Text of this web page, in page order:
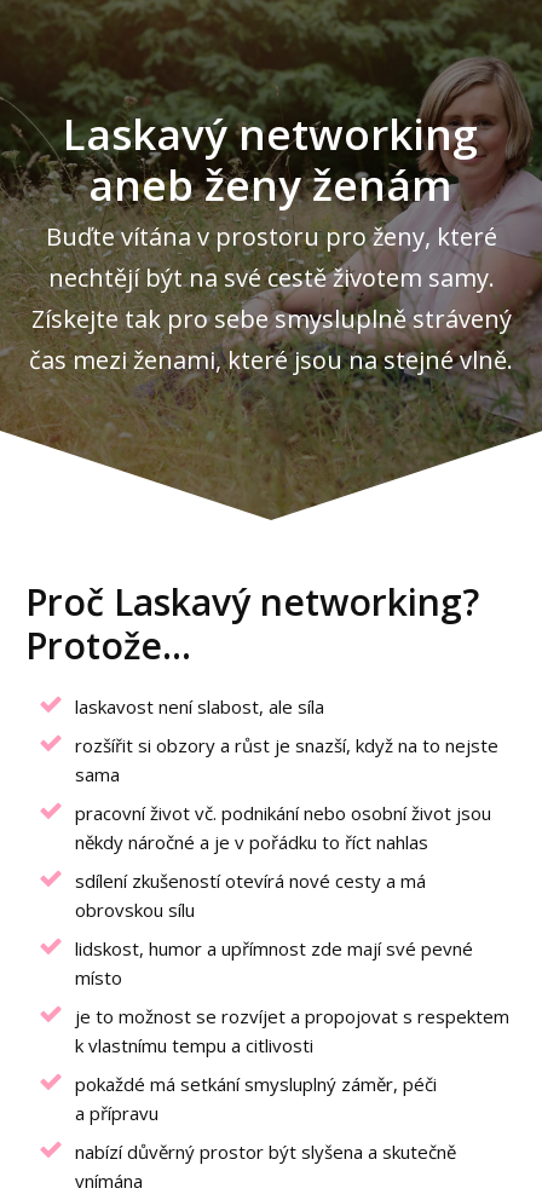
Laskavý networking
aneb ženy ženám
Buďte vítána v prostoru pro ženy, které
nechtějí být na své cestě životem samy.
Získejte tak pro sebe smysluplně strávený
čas mezi ženami, které jsou na stejné vlně.
Proč Laskavý networking?
Protože...
laskavost není slabost, ale síla
rozšířit si obzory a růst je snazší, když na to nejste
sama
pracovní život vč. podnikání nebo osobní život jsou
někdy náročné a je v pořádku to říct nahlas
sdílení zkušeností otevírá nové cesty a má
obrovskou sílu
lidskost, humor a upřímnost zde mají své pevné
místo
je to možnost se rozvíjet a propojovat s respektem
k vlastnímu tempu a citlivosti
pokaždé má setkání smysluplný záměr, péči
a přípravu
nabízí důvěrný prostor být slyšena a skutečně
vnímána